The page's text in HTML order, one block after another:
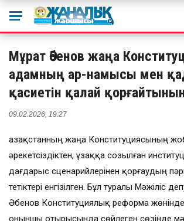
Мұрат Әбенов жаңа
адамның ар-намысы мен
қасиетін қалай
09.02.2026, 19:27
Қазақстанның жаңа Конституциясының
әрекетсіздіктен, ұзаққа созылған
дағдарыс сценарийлерінен қорғаудың
тетіктері енгізілген. Бұл туралы Мәжіліс
Әбенов Конституциялық реформа
оныншы отырысында сөйлеген сөзінде